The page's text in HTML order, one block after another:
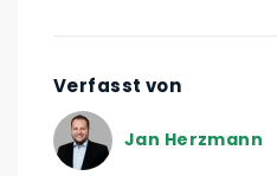
Verfasst von
Jan Herzmann